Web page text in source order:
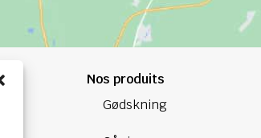
Nos produits
Gødskning